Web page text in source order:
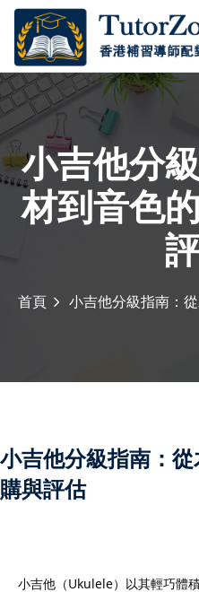
小吉他分
材到音色
首頁 小吉他分級指南：
小吉他分級指南：
購與評估
小吉他（Ukulele）以其輕巧體
登錄
記住 我